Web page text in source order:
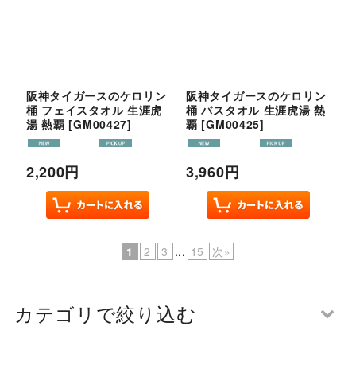
阪神タイガースのケロリン
桶 フェイスタオル 生涯虎
湯 熱覇 [GM00427]
2,200円
阪神タイガースのケロリン
桶 バスタオル 生涯虎湯 熱
覇 [GM00425]
3,960円
1 2 3 ... 15 次»
カテゴリで絞り込む